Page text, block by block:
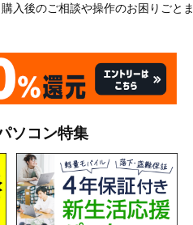
入後のご相談や操作のお困りごと
ソコン特集